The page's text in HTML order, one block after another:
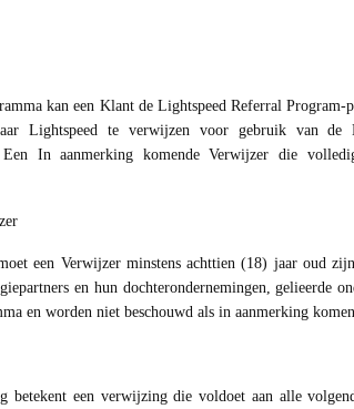
kan een Klant de Lightspeed Referral
Lightspeed te verwijzen voor gebruik van de
In aanmerking komende Verwijzer die
een Verwijzer minstens achttien (18) jaar oud
en hun dochterondernemingen, gelieerde
en worden niet beschouwd als in aanmerking
betekent een verwijzing die voldoet aan alle